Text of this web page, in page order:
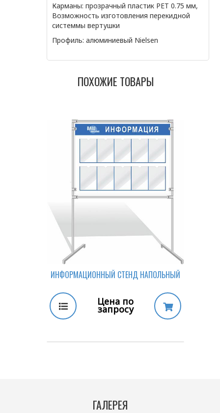
Карманы: прозрачный пластик PET 0.75 мм,
Возможность изготовления перекидной
системмы вертушки
Профиль: алюминиевый Nielsеn
ПОХОЖИЕ ТОВАРЫ
ИНФОРМАЦИОННЫЙ СТЕНД НАПОЛЬНЫЙ
Цена по
запросу
ГАЛЕРЕЯ